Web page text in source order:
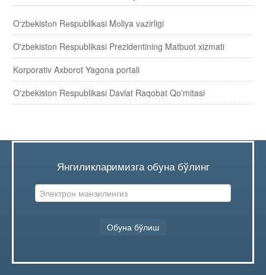
O‘zbеkistоn Rеspublikаsi Mоliya vаzirligi
O'zbekiston Respublikasi Prezidentining Matbuot xizmati
Korporativ Axborot Yagona portali
O'zbekiston Respublikasi Davlat Raqobat Qo'mitasi
Янгиликларимизга обуна бўлинг